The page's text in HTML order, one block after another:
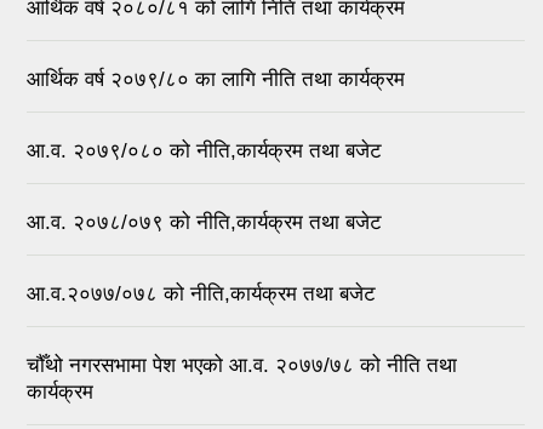
आर्थिक वर्ष २०८०/८१ को लागि निति तथा कार्यक्रम
आर्थिक वर्ष २०७९/८० का लागि नीति तथा कार्यक्रम
आ.व. २०७९/०८० को नीति,कार्यक्रम तथा बजेट
आ.व. २०७८/०७९ को नीति,कार्यक्रम तथा बजेट
आ.व.२०७७/०७८ को नीति,कार्यक्रम तथा बजेट
चौँथो नगरसभामा पेश भएको आ.व. २०७७/७८ को नीति तथा
कार्यक्रम